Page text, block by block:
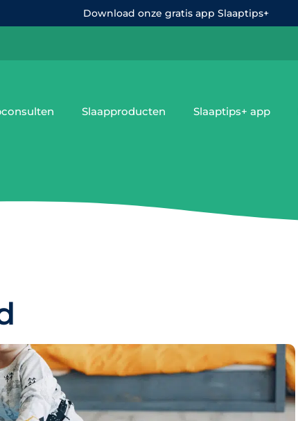
Download onze gratis app Slaaptips+
Slaapproducten Slaaptips+ app